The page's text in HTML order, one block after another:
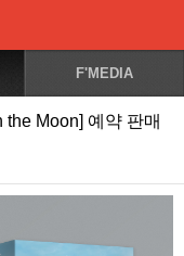
F'MEDIA
Moon] 예약 판매